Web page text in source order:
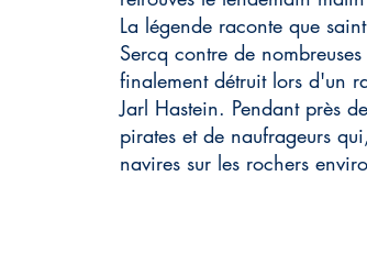
La légende raconte que
Sercq contre de
finalement détruit lors d'un
Jarl Hastein. Pendant près
pirates et de naufrageurs
navires sur les rochers